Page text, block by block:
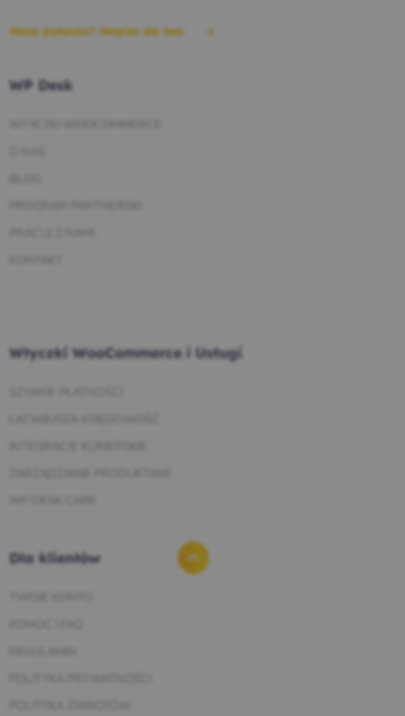
Masz pytania? Napisz do nas
WP Desk
Wtyczki WooCommerce i Usługi
Dla klientów